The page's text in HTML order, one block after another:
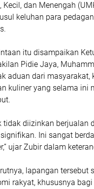
Kecil, dan Menengah
keluhan para
itu disampaikan
Pidie Jaya,
aduan dari
kuliner yang selama ini
tidak diizinkan berjualan
Ini sangat
ujar Zubir dalam
lapangan tersebut
rakyat, khususnya